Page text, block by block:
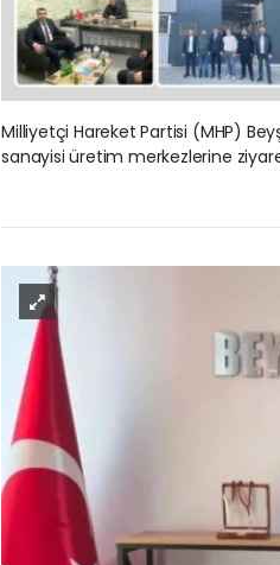
Milliyetçi Hareket Partisi (MHP)
sanayisi üretim merkezlerine